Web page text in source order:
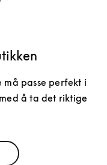
passe perfekt i
å ta det riktige
in New Tab